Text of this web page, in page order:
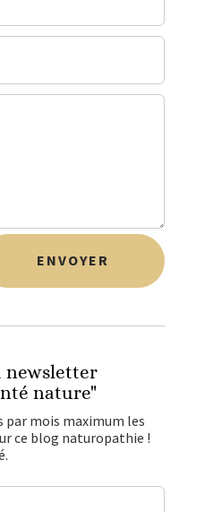
ENVOYER
newsletter
nature"
par mois maximum les
ce blog naturopathie !